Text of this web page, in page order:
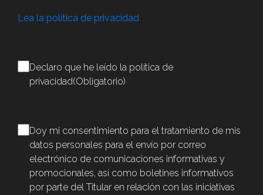
Lea la política de privacidad
Consenso(Obligatorio)
Declaro que he leído la política de
privacidad(Obligatorio)
Consenso
Doy mi consentimiento para el tratamiento de mis
datos personales para el envío por correo
electrónico de comunicaciones informativas y
promocionales, así como boletines informativos
por parte del Titular en relación con las iniciativas